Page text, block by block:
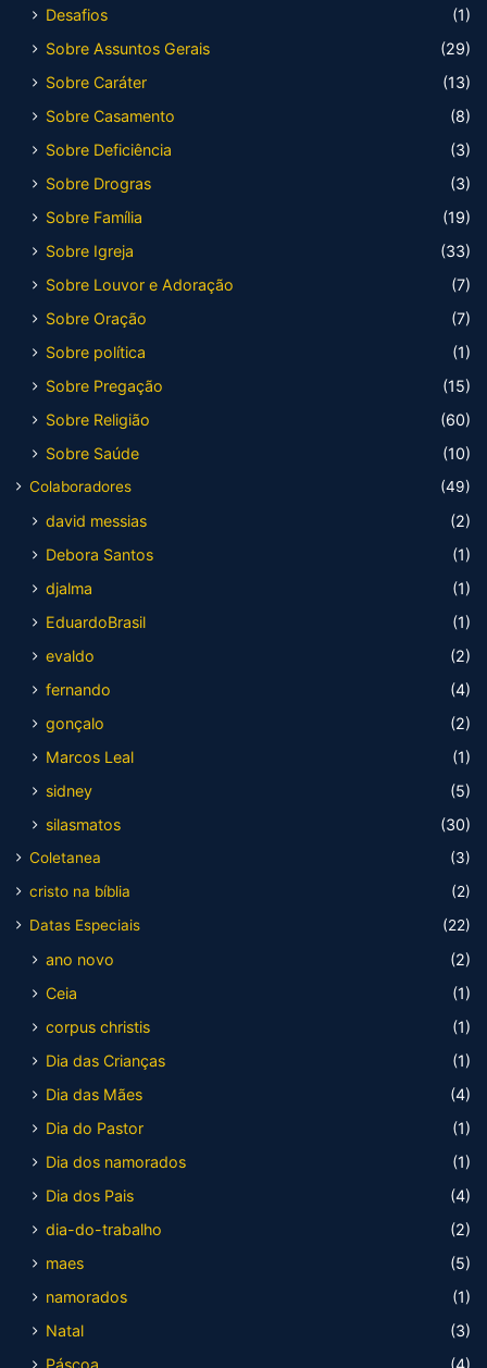
Desafios
(1)
Sobre Assuntos Gerais
(29)
Sobre Caráter
(13)
Sobre Casamento
(8)
Sobre Deficiência
(3)
Sobre Drogras
(3)
Sobre Família
(19)
Sobre Igreja
(33)
Sobre Louvor e Adoração
(7)
Sobre Oração
(7)
Sobre política
(1)
Sobre Pregação
(15)
Sobre Religião
(60)
Sobre Saúde
(10)
Colaboradores (49)
david messias
(2)
Debora Santos
(1)
djalma
(1)
EduardoBrasil
(1)
evaldo
(2)
fernando
(4)
gonçalo
(2)
Marcos Leal
(1)
sidney
(5)
silasmatos
(30)
Coletanea
(3)
cristo na bíblia
(2)
Datas Especiais
(22)
ano novo
(2)
Ceia
(1)
corpus christis
(1)
Dia das Crianças
(1)
Dia das Mães
(4)
Dia do Pastor
(1)
Dia dos namorados
(1)
Dia dos Pais
(4)
dia-do-trabalho
(2)
maes
(5)
namorados
(1)
Natal
(3)
Páscoa
(4)